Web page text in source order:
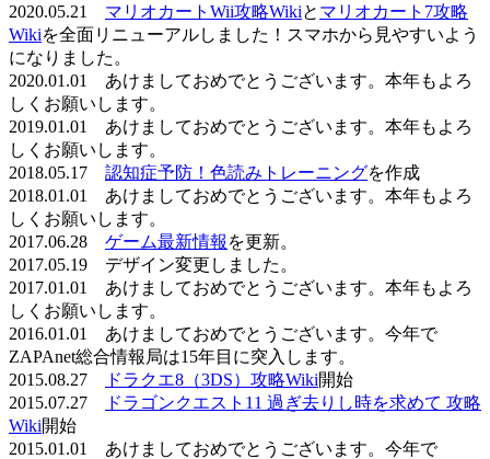
2020.05.21 マリオカートWii攻略Wikiと マリオカート7攻略
Wikiを全面リニューアルしました！スマホから見やすいよう
になりました。
2020.01.01 あけましておめでとうございます。本年もよろ
しくお願いします。
2019.01.01 あけましておめでとうございます。本年もよろ
しくお願いします。
2018.05.17 認知症予防！色読みトレーニングを作成
2018.01.01 あけましておめでとうございます。本年もよろ
しくお願いします。
2017.06.28 ゲーム最新情報 を更新。
2017.05.19 デザイン変更しました。
2017.01.01 あけましておめでとうございます。本年もよろ
しくお願いします。
2016.01.01 あけましておめでとうございます。今年で
ZAPAnet総合情報局は15年目に突入します。
2015.08.27
ドラクエ8（3DS）攻略Wiki開始
2015.07.27
ドラゴンクエスト11 過ぎ去りし時を求めて 攻略
Wiki開始
2015.01.01 あけましておめでとうございます。今年で